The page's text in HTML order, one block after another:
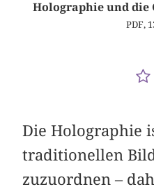
Holographie und die
PDF,
Die Holographie
traditionellen
zuzuordnen –